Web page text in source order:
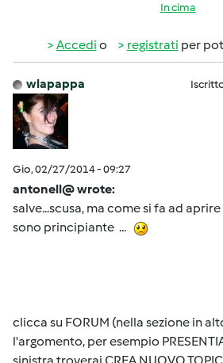
In cima
Accedi o registrati per
wlapappa
Gio, 02/27/2014 - 09:27
antonell@ wrote:
salve...scusa, ma come si fa ad
sono principiante ...
clicca su FORUM (nella sezione in
l'argomento, per esempio